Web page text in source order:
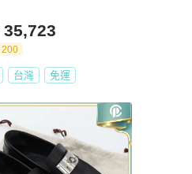
35,723
200
台灣 免運